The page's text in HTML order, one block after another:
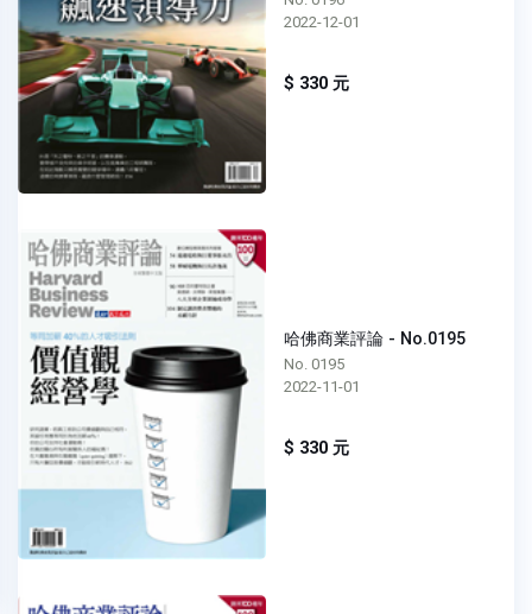
2022-12-01
$ 330 元
哈佛商業評論 - No.0195
No. 0195
2022-11-01
$ 330 元